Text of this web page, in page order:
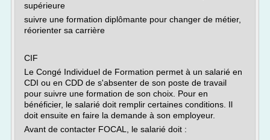
supérieure
suivre une formation diplômante pour changer de métier,
réorienter sa carrière
CIF
Le Congé Individuel de Formation permet à un salarié en
CDI ou en CDD de s'absenter de son poste de travail
pour suivre une formation de son choix. Pour en
bénéficier, le salarié doit remplir certaines conditions. Il
doit ensuite en faire la demande à son employeur.
Avant de contacter FOCAL, le salarié doit :